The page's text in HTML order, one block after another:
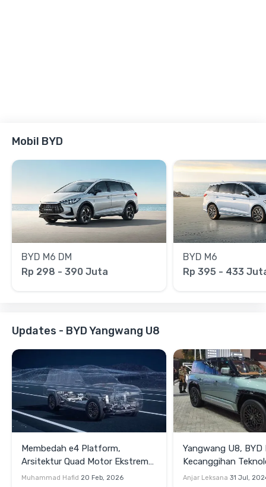
Mobil BYD
BYD M6 DM
Rp 298 - 390 Juta
BYD M6
Rp 395 - 433
Updates - BYD Yangwang U8
Membedah e4 Platform,
Arsitektur Quad Motor Ekstrem
dari BYD
Muhammad Hafid 20 Feb, 2026
Yangwang U8, BYD
Kecanggihan
System
Anjar Leksana 31 Jul,